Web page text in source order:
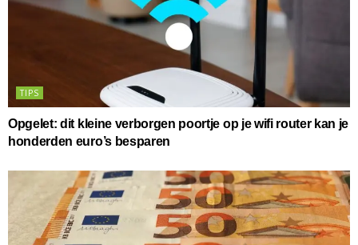
TIPS
Opgelet: dit kleine verborgen poortje op je wifi router kan je
honderden euro’s besparen